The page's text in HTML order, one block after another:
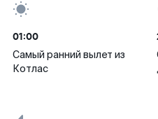
01:00
Самый ранний вылет из
Котлас